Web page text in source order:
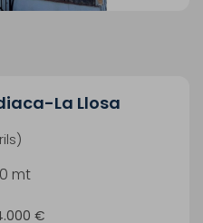
La Llosa
mt
€